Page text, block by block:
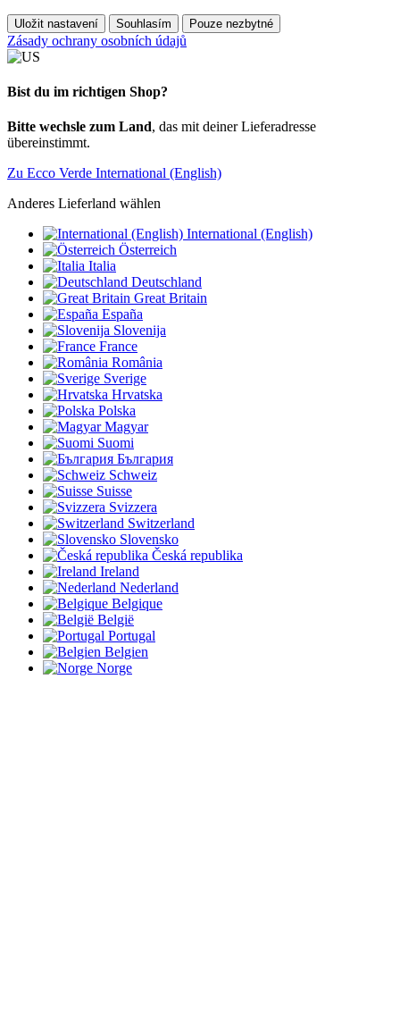
Uložit nastavení Souhlasím Pouze nezbytné
Zásady ochrany osobních údajů
Bist du im richtigen Shop?
Bitte wechsle zum Land, das mit deiner Lieferadresse
übereinstimmt.
Zu Ecco Verde International (English)
Anderes Lieferland wählen
International (English)
Österreich
Italia
Deutschland
Great Britain
España
Slovenija
France
România
Sverige
Hrvatska
Polska
Magyar
Suomi
България
Schweiz
Suisse
Svizzera
Switzerland
Slovensko
Česká republika
Ireland
Nederland
Belgique
België
Portugal
Belgien
Norge